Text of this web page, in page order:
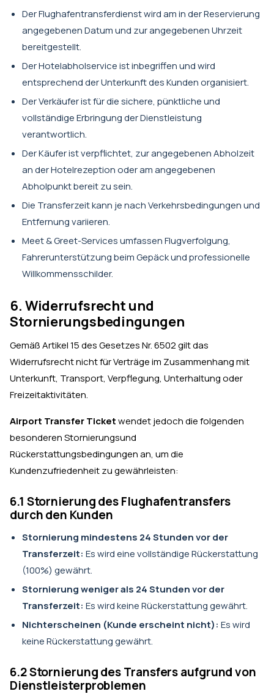
Der Flughafentransferdienst wird am in der Reservierung
angegebenen Datum und zur angegebenen Uhrzeit
bereitgestellt.
Der Hotelabholservice ist inbegriffen und wird
entsprechend der Unterkunft des Kunden organisiert.
Der Verkäufer ist für die sichere, pünktliche und
vollständige Erbringung der Dienstleistung
verantwortlich.
Der Käufer ist verpflichtet, zur angegebenen Abholzeit
an der Hotelrezeption oder am angegebenen
Abholpunkt bereit zu sein.
Die Transferzeit kann je nach Verkehrsbedingungen und
Entfernung variieren.
Meet & Greet-Services umfassen Flugverfolgung,
Fahrerunterstützung beim Gepäck und professionelle
Willkommensschilder.
6. Widerrufsrecht und
Stornierungsbedingungen
Gemäß Artikel 15 des Gesetzes Nr. 6502 gilt das
Widerrufsrecht nicht für Verträge im Zusammenhang mit
Unterkunft, Transport, Verpflegung, Unterhaltung oder
Freizeitaktivitäten.
Airport Transfer Ticketwendet jedoch die folgenden
besonderen Stornierungsund
Rückerstattungsbedingungen an, um die
Kundenzufriedenheit zu gewährleisten:
6.1 Stornierung des Flughafentransfers
durch den Kunden
Stornierung mindestens 24 Stunden vor der
Transferzeit: Es wird eine vollständige Rückerstattung
(100%) gewährt.
Stornierung weniger als 24 Stunden vor der
Transferzeit: Es wird keine Rückerstattung gewährt.
Nichterscheinen (Kunde erscheint nicht): Es wird
keine Rückerstattung gewährt.
6.2 Stornierung des Transfers aufgrund von
Dienstleisterproblemen